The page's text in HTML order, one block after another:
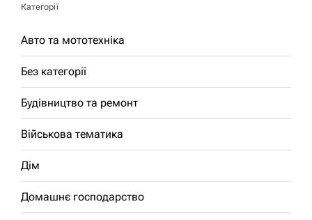
Категорії
Авто та мототехніка
Без категорії
Будівництво та ремонт
Військова тематика
Дім
Домашнє господарство